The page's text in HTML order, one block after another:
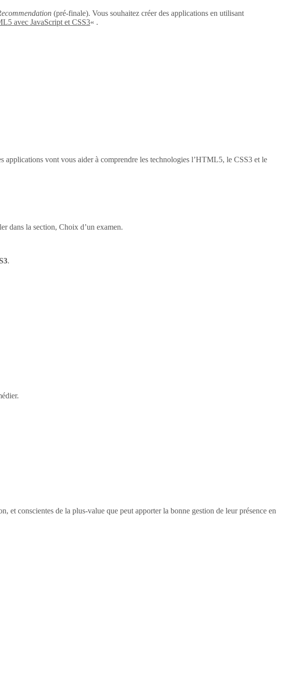
(pré-finale). Vous souhaitez créer des applications en utilisant
avec JavaScript et CSS3« .
vont vous aider à comprendre les technologies l’HTML5, le CSS3 et le
dans la section, Choix d’un examen.
.
et conscientes de la plus-value que peut apporter la bonne gestion de leur présence en